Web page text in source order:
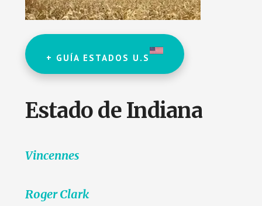
+ GUÍA ESTADOS U.S
Estado de Indiana
Vincennes
Roger Clark